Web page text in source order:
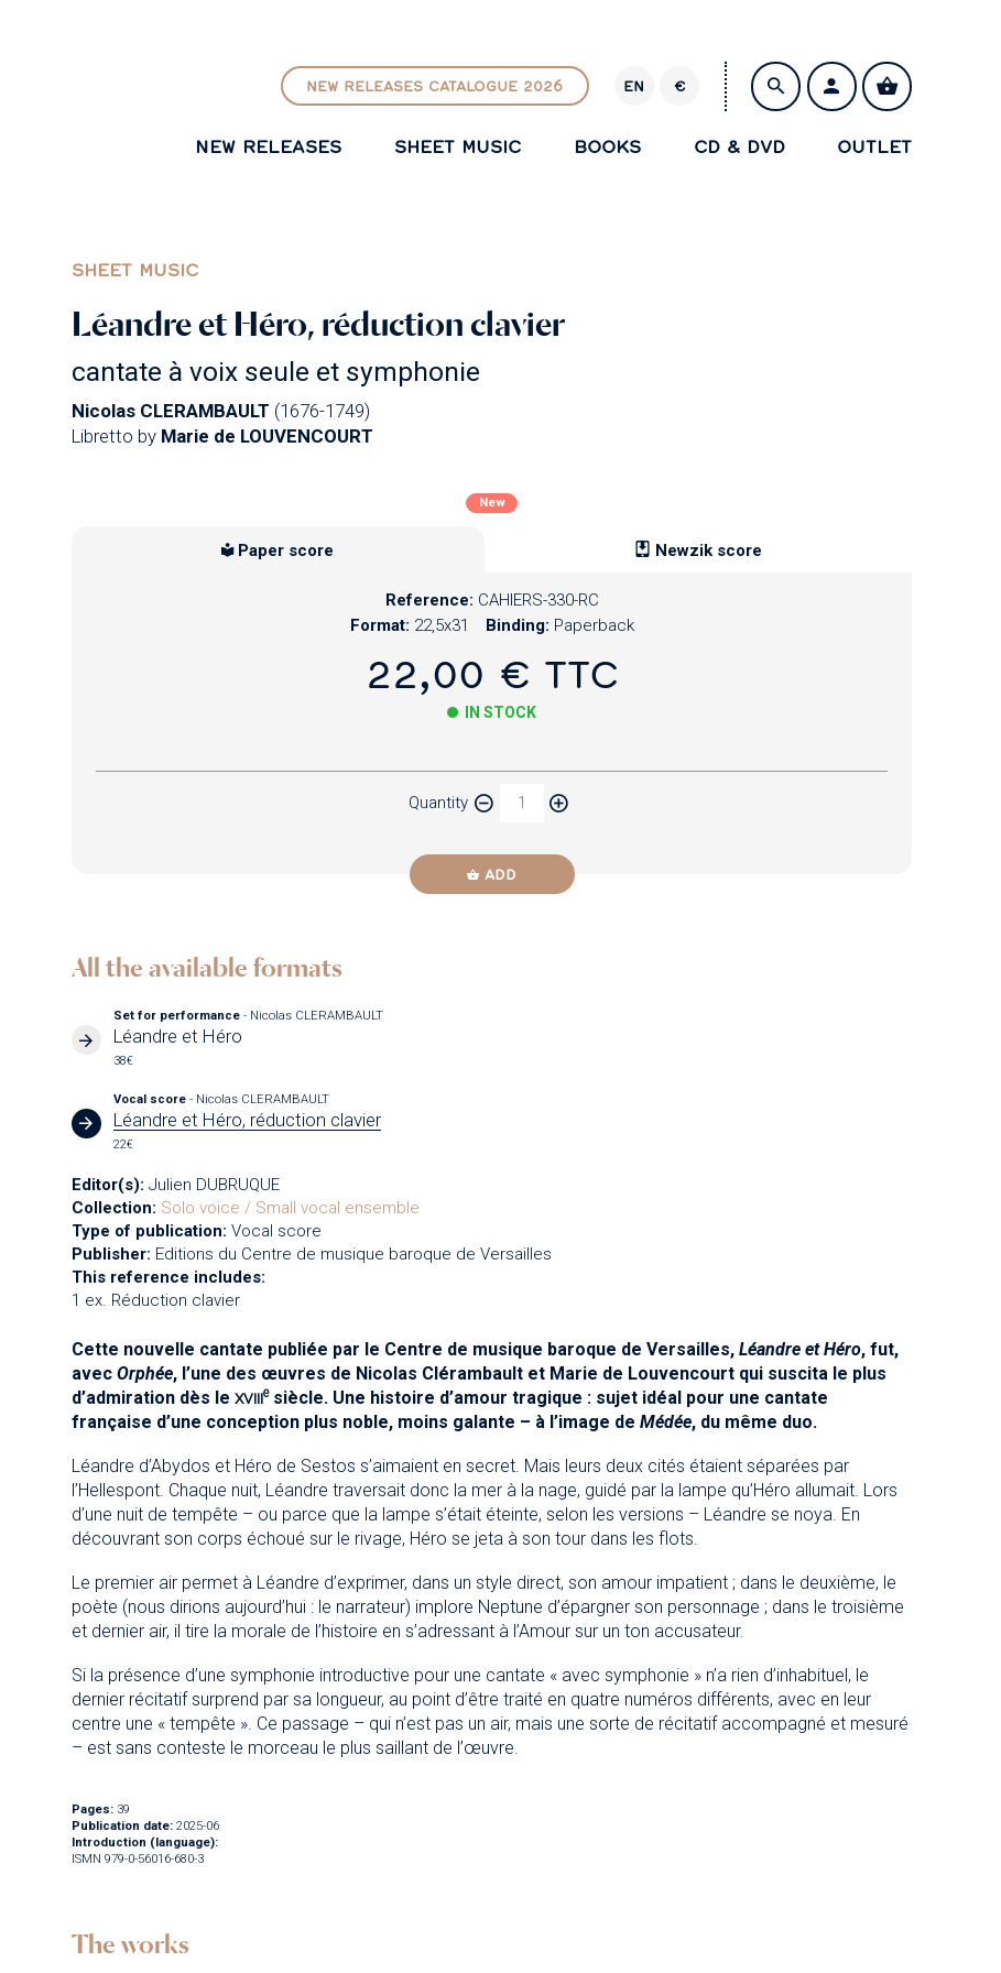
NEW RELEASES CATALOGUE 2026 EN
R
€
NEW RELEASES SHEET MUSIC BOOKS CD & DVD OUTLET
SHEET MUSIC
Léandre et Héro, réduction clavier
cantate à voix seule et symphonie
Nicolas CLERAMBAULT (1676-1749)
Libretto by Marie de LOUVENCOURT
New
Paper score Newzik score
Reference: CAHIERS-330-RC
Format: 22,5x31 Binding: Paperback
22,00 € TTC
IN STOCK
Quantity
ADD
All the available formats
Set for performance- Nicolas CLERAMBAULT
Léandre et Héro
38€
Vocal score- Nicolas CLERAMBAULT
Léandre et Héro, réduction clavier
22€
Editor(s): Julien DUBRUQUE
Collection: Solo voice / Small vocal ensemble
Type of publication: Vocal score
Publisher: Editions du Centre de musique baroque de Versailles
This reference includes:
1 ex. Réduction clavier
Cette nouvelle cantate publiée par le Centre de musique baroque de Versailles, Léandre et Héro, fut,
avec Orphée, l’une des œuvres de Nicolas Clérambault et Marie de Louvencourt qui suscita le plus
d’admiration dès le xviiiesiècle. Une histoire d’amour tragique : sujet idéal pour une cantate
française d’une conception plus noble, moins galante – à l’image de Médée, du même duo.
Léandre d’Abydos et Héro de Sestos s’aimaient en secret. Mais leurs deux cités étaient séparées par
l’Hellespont. Chaque nuit, Léandre traversait donc la mer à la nage, guidé par la lampe qu’Héro allumait. Lors
d’une nuit de tempête – ou parce que la lampe s’était éteinte, selon les versions – Léandre se noya. En
découvrant son corps échoué sur le rivage, Héro se jeta à son tour dans les flots.
Le premier air permet à Léandre d’exprimer, dans un style direct, son amour impatient ; dans le deuxième, le
poète (nous dirions aujourd’hui : le narrateur) implore Neptune d’épargner son personnage ; dans le troisième
et dernier air, il tire la morale de l’histoire en s’adressant à l’Amour sur un ton accusateur.
Si la présence d’une symphonie introductive pour une cantate « avec symphonie » n’a rien d’inhabituel, le
dernier récitatif surprend par sa longueur, au point d’être traité en quatre numéros différents, avec en leur
centre une « tempête ». Ce passage – qui n’est pas un air, mais une sorte de récitatif accompagné et mesuré
– est sans conteste le morceau le plus saillant de l’œuvre.
Pages: 39
Publication date: 2025-06
Introduction (language):
ISMN 979-0-56016-680-3
The works